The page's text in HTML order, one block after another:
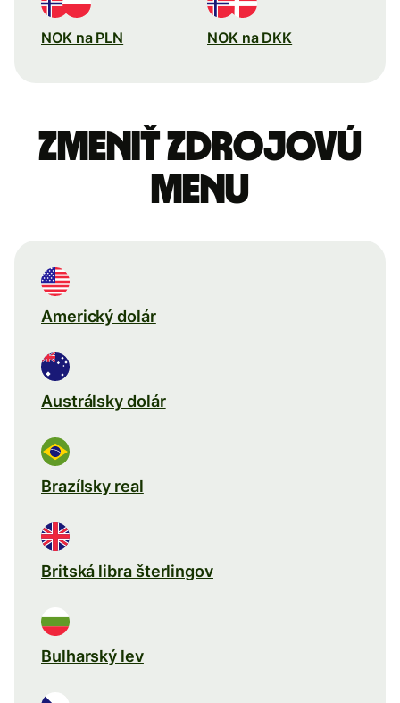
NOK na PLN NOK na DKK
Zmeniť zdrojovú
menu
Americký dolár
Austrálsky dolár
Brazílsky real
Britská libra šterlingov
Bulharský lev